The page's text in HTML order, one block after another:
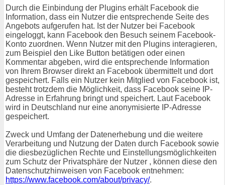
Durch die Einbindung der Plugins erhält Facebook die
Information, dass ein Nutzer die entsprechende Seite des
Angebots aufgerufen hat. Ist der Nutzer bei Facebook
eingeloggt, kann Facebook den Besuch seinem Facebook-
Konto zuordnen. Wenn Nutzer mit den Plugins interagieren,
zum Beispiel den Like Button betätigen oder einen
Kommentar abgeben, wird die entsprechende Information
von Ihrem Browser direkt an Facebook übermittelt und dort
gespeichert. Falls ein Nutzer kein Mitglied von Facebook ist,
besteht trotzdem die Möglichkeit, dass Facebook seine IP-
Adresse in Erfahrung bringt und speichert. Laut Facebook
wird in Deutschland nur eine anonymisierte IP-Adresse
gespeichert.
Zweck und Umfang der Datenerhebung und die weitere
Verarbeitung und Nutzung der Daten durch Facebook sowie
die diesbezüglichen Rechte und Einstellungsmöglichkeiten
zum Schutz der Privatsphäre der Nutzer , können diese den
Datenschutzhinweisen von Facebook entnehmen:
https://www.facebook.com/about/privacy/.